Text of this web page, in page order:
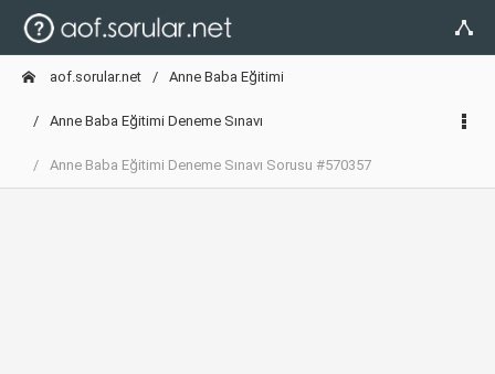
aof.sorular.net Anne Baba Eğitimi
Anne Baba Eğitimi Deneme Sınavı
Anne Baba Eğitimi Deneme Sınavı Sorusu #570357